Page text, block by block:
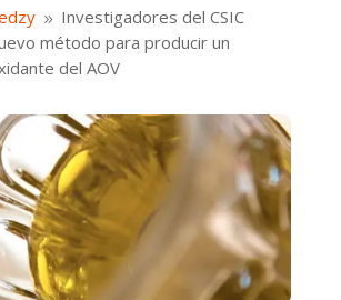
9 Investigadores del CSIC
método para producir un
del AOV